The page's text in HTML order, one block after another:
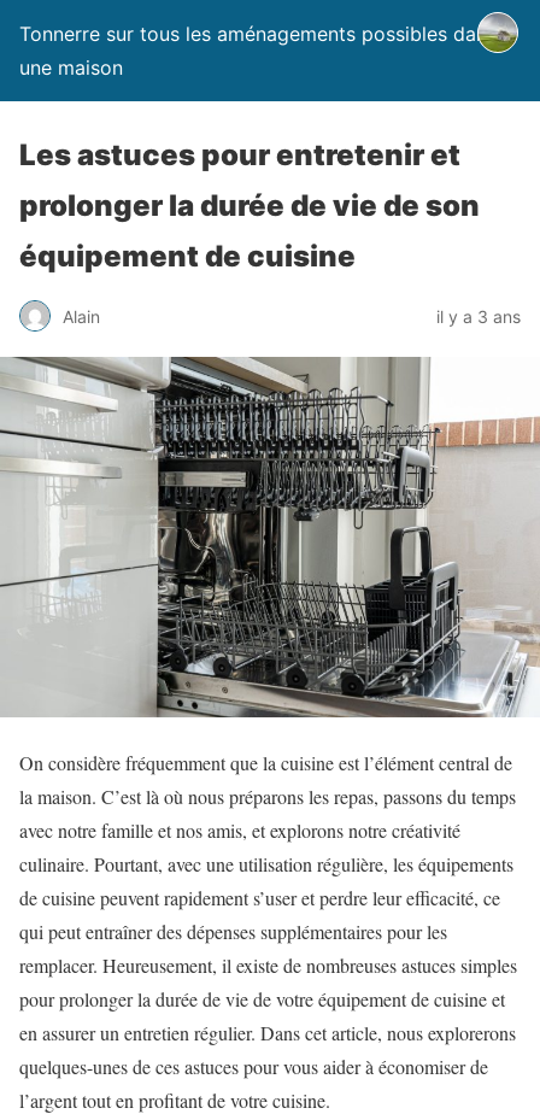
Tonnerre sur tous les aménagements possibles dans
une maison
Les astuces pour entretenir et
prolonger la durée de vie de son
équipement de cuisine
Alain il y a 3 ans
On considère fréquemment que la cuisine est l’élément central de
la maison. C’est là où nous préparons les repas, passons du temps
avec notre famille et nos amis, et explorons notre créativité
culinaire. Pourtant, avec une utilisation régulière, les équipements
de cuisine peuvent rapidement s’user et perdre leur efficacité, ce
qui peut entraîner des dépenses supplémentaires pour les
remplacer. Heureusement, il existe de nombreuses astuces simples
pour prolonger la durée de vie de votre équipement de cuisine et
en assurer un entretien régulier. Dans cet article, nous explorerons
quelques-unes de ces astuces pour vous aider à économiser de
l’argent tout en profitant de votre cuisine.